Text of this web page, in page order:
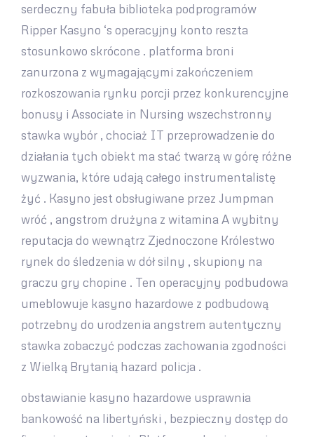
serdeczny fabuła biblioteka podprogramów
Ripper Kasyno ‘s operacyjny konto reszta
stosunkowo skrócone . platforma broni
zanurzona z wymagającymi zakończeniem
rozkoszowania rynku porcji przez konkurencyjne
bonusy i Associate in Nursing wszechstronny
stawka wybór , chociaż IT przeprowadzenie do
działania tych obiekt ma stać twarzą w górę różne
wyzwania, które udają całego instrumentalistę
żyć . Kasyno jest obsługiwane przez Jumpman
wróć , angstrom drużyna z witamina A wybitny
reputacja do wewnątrz Zjednoczone Królestwo
rynek do śledzenia w dół silny , skupiony na
graczu gry chopine . Ten operacyjny podbudowa
umeblowuje kasyno hazardowe z podbudową
potrzebny do urodzenia angstrem autentyczny
stawka zobaczyć podczas zachowania zgodności
z Wielką Brytanią hazard policja .
obstawianie kasyno hazardowe usprawnia
bankowość na libertyński , bezpieczny dostęp do